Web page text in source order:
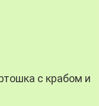
с крабом и